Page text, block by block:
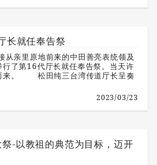
长就任奉告祭
原地前来的中田善亮表统领及
了第16代厅长就任奉告祭。当天许
来。 松田纯三台湾传道厅长呈奏
2023/03/23
-以教祖的典范为目标，迈开